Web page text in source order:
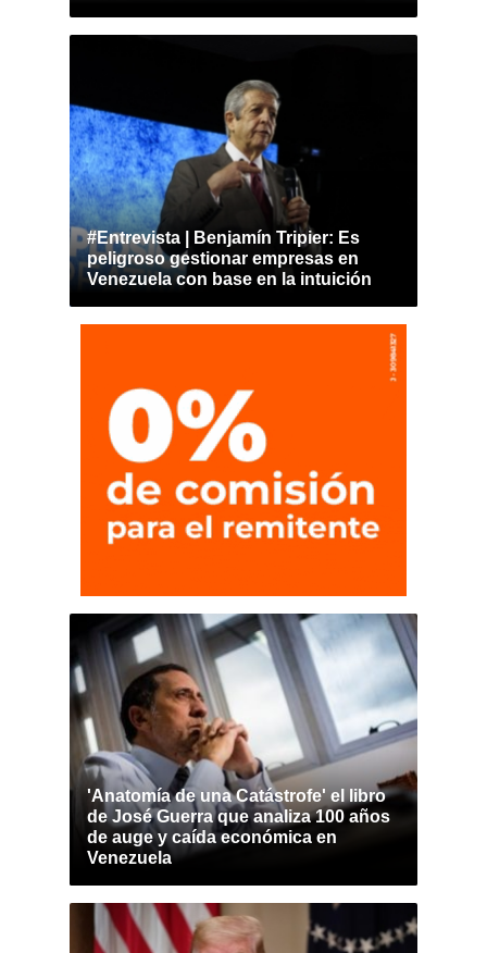
#Entrevista | Benjamín Tripier: Es
peligroso gestionar empresas en
Venezuela con base en la intuición
'Anatomía de una Catástrofe' el libro
de José Guerra que analiza 100 años
de auge y caída económica en
Venezuela